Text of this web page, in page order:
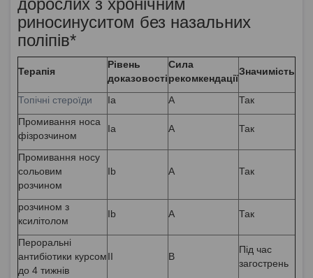
риносинуситом без назальних
поліпів*
Терапія
Рівень
доказовості
Сила
рекомкендації
Значимість
Топічні стероїди Ia A
Так
Промивання носа
фізрозчином
Ia A Так
Промивання носу
сольовим
розчином
Ib A Так
розчином з
ксилітолом
Ib A Так
Пероральні
антибіотики курсом
до 4 тижнів
II B
Під час
загострень